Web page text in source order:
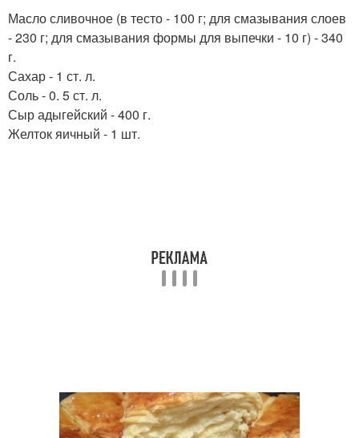
Масло сливочное (в тесто - 100 г; для смазывания слоев
- 230 г; для смазывания формы для выпечки - 10 г) - 340
г.
Сахар - 1 ст. л.
Соль - 0. 5 ст. л.
Сыр адыгейский - 400 г.
Желток яичный - 1 шт.